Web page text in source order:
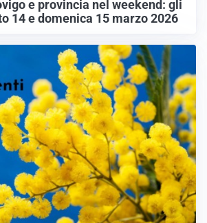
e provincia nel weekend: gli
14 e domenica 15 marzo 2026